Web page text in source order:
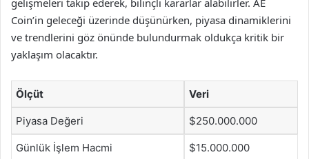
gelişmeleri takip ederek, bilinçli kararlar alabilirler. AE
Coin’in geleceği üzerinde düşünürken, piyasa dinamiklerini
ve trendlerini göz önünde bulundurmak oldukça kritik bir
yaklaşım olacaktır.
Ölçüt Veri
Piyasa Değeri $250.000.000
Günlük İşlem Hacmi $15.000.000